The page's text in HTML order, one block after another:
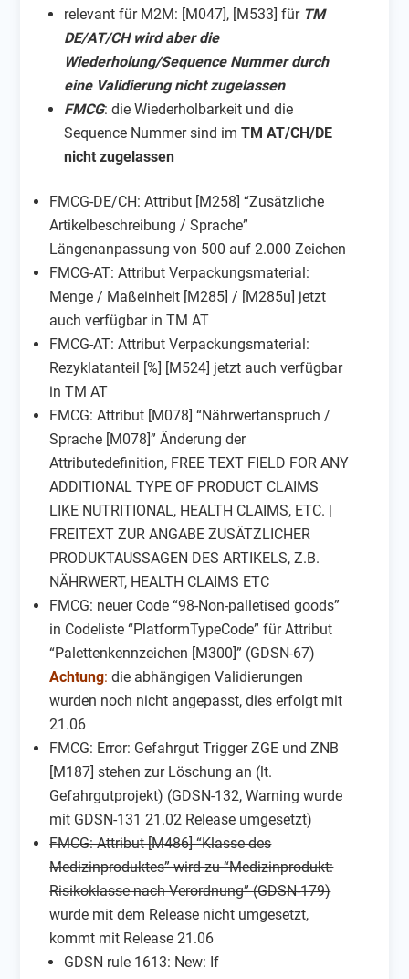
relevant für M2M: [M047], [M533] für TM
DE/AT/CH wird aber die
Wiederholung/Sequence Nummer durch
eine Validierung nicht zugelassen
FMCG: die Wiederholbarkeit und die
Sequence Nummer sind imTM AT/CH/DE
nicht zugelassen
FMCG-DE/CH: Attribut [M258] “Zusätzliche
Artikelbeschreibung / Sprache”
Längenanpassung von 500 auf 2.000 Zeichen
FMCG-AT: Attribut Verpackungsmaterial:
Menge / Maßeinheit [M285] / [M285u] jetzt
auch verfügbar in TM AT
FMCG-AT: Attribut Verpackungsmaterial:
Rezyklatanteil [%] [M524] jetzt auch verfügbar
in TM AT
FMCG: Attribut [M078] “Nährwertanspruch /
Sprache [M078]” Änderung der
Attributedefinition, FREE TEXT FIELD FOR ANY
ADDITIONAL TYPE OF PRODUCT CLAIMS
LIKE NUTRITIONAL, HEALTH CLAIMS, ETC. |
FREITEXT ZUR ANGABE ZUSÄTZLICHER
PRODUKTAUSSAGEN DES ARTIKELS, Z.B.
NÄHRWERT, HEALTH CLAIMS ETC
FMCG: neuer Code “98-Non-palletised goods”
in Codeliste “PlatformTypeCode” für Attribut
“Palettenkennzeichen [M300]” (GDSN-67)
Achtung: die abhängigen Validierungen
wurden noch nicht angepasst, dies erfolgt mit
21.06
FMCG: Error: Gefahrgut Trigger ZGE und ZNB
[M187] stehen zur Löschung an (lt.
Gefahrgutprojekt) (GDSN-132, Warning wurde
mit GDSN-131 21.02 Release umgesetzt)
FMCG: Attribut [M486] “Klasse des
Medizinproduktes” wird zu “Medizinprodukt:
Risikoklasse nach Verordnung” (GDSN-179)
wurde mit dem Release nicht umgesetzt,
kommt mit Release 21.06
GDSN rule 1613: New: If